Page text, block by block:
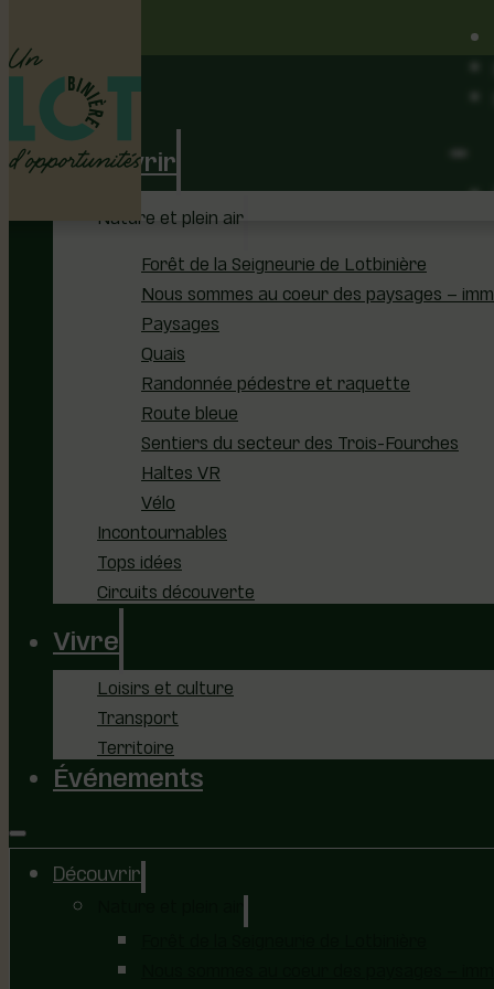
Découvrir
Nature et plein air
Forêt de la Seigneurie de Lotbinière
Nous sommes au coeur des paysages –
Paysages
Quais
Randonnée pédestre et raquette
Route bleue
Sentiers du secteur des Trois-Fourches
Haltes VR
Vélo
Incontournables
Tops idées
Circuits découverte
Vivre
Loisirs et culture
Transport
Territoire
Événements
Découvrir